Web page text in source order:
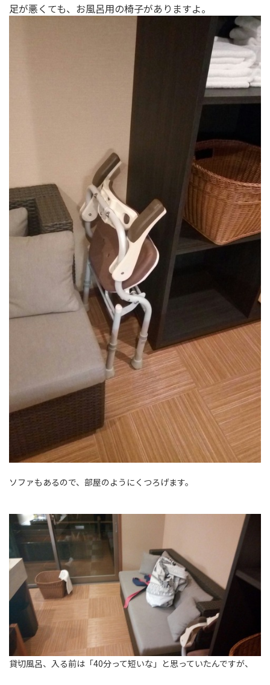
足が悪くても、お風呂用の椅子がありますよ。
ソファもあるので、部屋のようにくつろげます。
貸切風呂、入る前は「40分って短いな」と思っていたんですが、